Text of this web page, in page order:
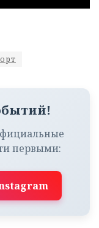
первыми: